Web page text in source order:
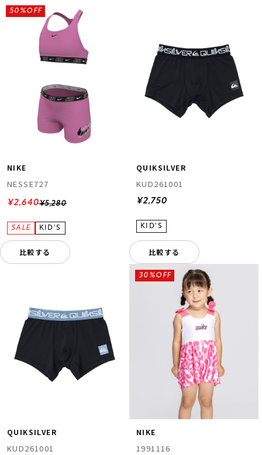
ブランド一覧
特集一覧
RIDE LIFE MAGAZINE一
スタッフスナップ
中古/アウトレット スノ
ギフトラッピング
アフターサポート
下取り保証について
よくある質問
店舗一覧
お問い合わせ
ニュース
ムラサキスポーツ 公式アプリ
ポイント・クーポンもこのアプリで！
NIKE
NESSE727
¥5,280
50%OFF
¥2,640
比較する
QUIKSILVER
KUD261001
¥2,750
比較する
QUIKSILVER
KUD261001
NIKE
1991116
30%OFF